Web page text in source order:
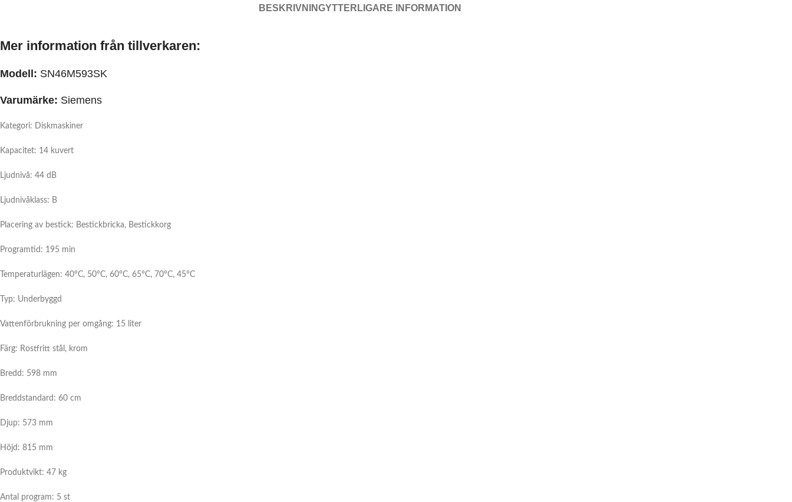
BESKRIVNINGYTTERLIGARE INFORMATION
Mer information från tillverkaren:
Modell: SN46M593SK
Varumärke: Siemens
Kategori: Diskmaskiner
Kapacitet: 14 kuvert
Ljudnivå: 44 dB
Ljudnivåklass: B
Placering av bestick: Bestickbricka, Bestickkorg
Programtid: 195 min
Temperaturlägen: 40°C, 50°C, 60°C, 65°C, 70°C, 45°C
Typ: Underbyggd
Vattenförbrukning per omgång: 15 liter
Färg: Rostfritt stål, krom
Bredd: 598 mm
Breddstandard: 60 cm
Djup: 573 mm
Höjd: 815 mm
Produktvikt: 47 kg
Antal program: 5 st